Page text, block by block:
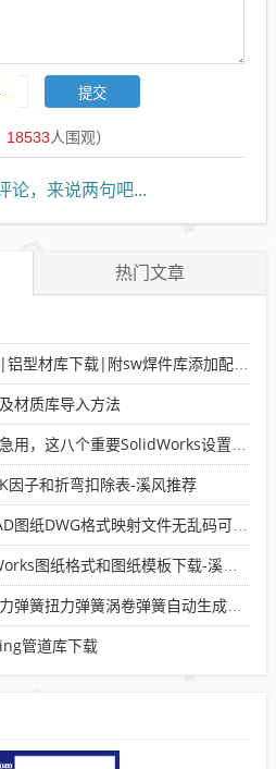
18533人围观）
论，来说两句吧...
热门文章
库下载|附sw焊件库添加配置使用教程
材质库导入方法
个重要SolidWorks设置可以提高你的画图效率
因子和折弯扣除表-溪风推荐
格式映射文件无乱码可分层-溪风亲测推荐
图纸格式和图纸模板下载-溪风专用版
扭力弹簧涡卷弹簧自动生成宏程序下载
管道库下载